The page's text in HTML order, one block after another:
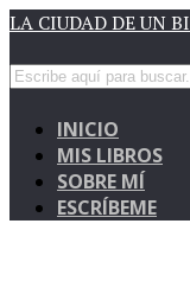
LA CIUDAD DE UN
INICIO
MIS LIBROS
SOBRE MÍ
ESCRÍBEME